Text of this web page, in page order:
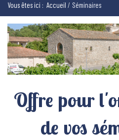
Vous êtes ici : Accueil Séminaires
Offre pour
de vos